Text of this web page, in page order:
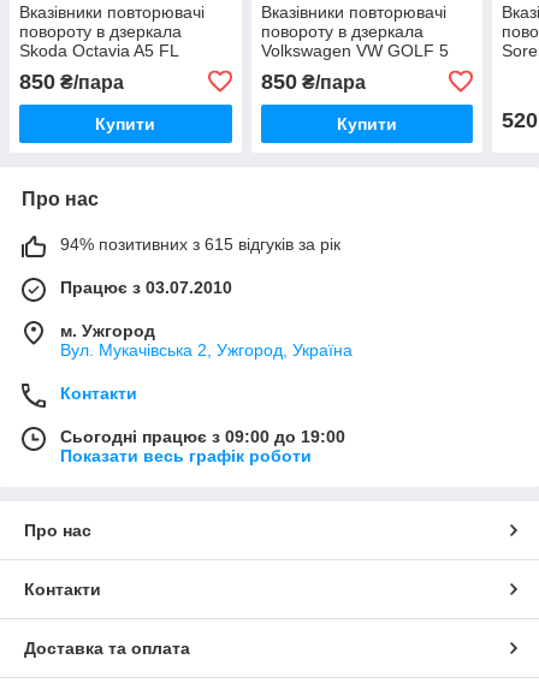
Вказівники повторювачі
повороту в дзеркала
Skoda Octavia A5 FL
динамічні
850 ₴/пара
Купити
Вказівники повторювачі
повороту в дзеркала
Volkswagen VW GOLF 5
Jetta Passat B5+ B6 чорні
динамічні
850₴/пара
Купити 520
Про нас
94% позитивних з 615 відгуків за рік
Працює з 03.07.2010
м. Ужгород
Вул. Мукачівська 2, Ужгород, Україна
Контакти
Сьогодні працює з 09:00 до 19:00
Показати весь графік роботи
Про нас
Контакти
Доставка та оплата